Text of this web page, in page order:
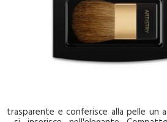
trasparente e conferisce alla pelle un